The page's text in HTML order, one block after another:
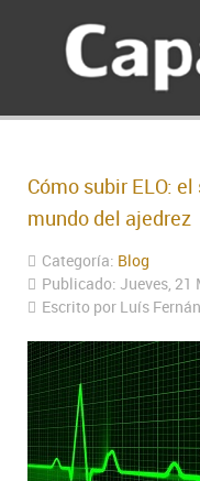
Cómo subir ELO:
mundo del ajedrez
Categoría: Blog
Publicado: Jueves, 21
Escrito por Luís